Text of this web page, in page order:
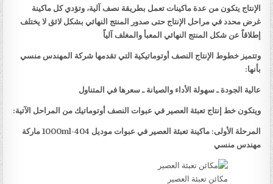
الإنتاج يتكون من عدة ماكينات تعمل بطريقة نصف آلية، وتؤدي كل ماكينة
غرض محدد في مراحل الإنتاج حتى صدور المنتج النهائي بشكل لائق لا يختلف
إطلاقاً عن شكل المنتج النهائي المعبأ والمغلف آلياً
وتتميز خطوط الإنتاج النصف أوتوماتيكية التي تقدمها شركة المهندس منسي
بأنها:
عالية الجودة ـ سهولة الأداء والصيانة ـ سعرها في المتناول
ويتكون خط إنتاج تعبئة العصير في عبوات النصف أوتوماتيك من المراحل الآتية:
المرحلة الأولى: ماكينة تعبئة العصير في عبوات موديل 404-1000ml
ماركة
مهندس منسي
مكائن تعبئة العصير